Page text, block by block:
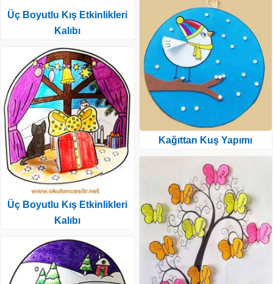
Üç Boyutlu Kış Etkinlikleri
Kalıbı
Üç Boyutlu Kış Etkinlikleri
Kalıbı
Kağıttan Kuş Yapımı